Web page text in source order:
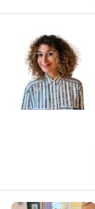
M